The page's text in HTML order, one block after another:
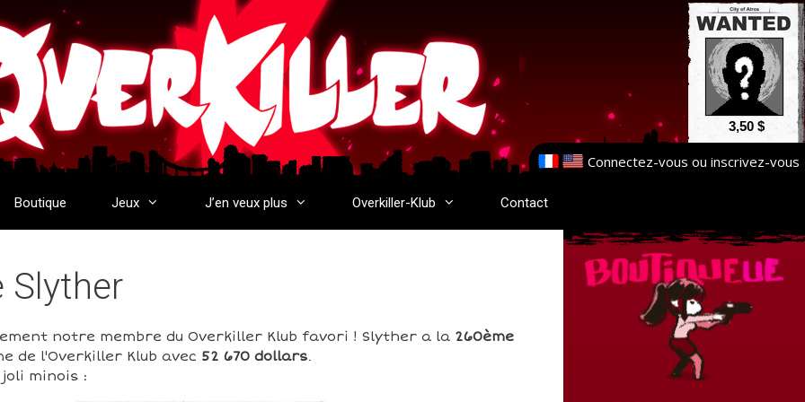
3,50 $
Connectez-vous ou inscrivez-vous
Boutique Jeux J’en veux plus Overkiller-Klub Contact
Slyther
notre membre du Overkiller Klub favori ! Slyther a la 260ème
de l'Overkiller Klub avec 52 670 dollars.
minois :